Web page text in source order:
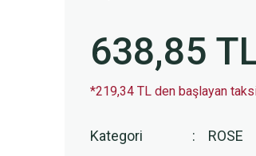
638,85
*219,34 TL den başlayan
Kategori
ROSE